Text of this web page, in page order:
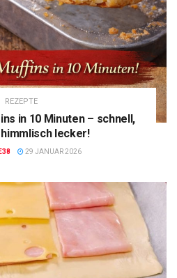
REZEPTE
in 10 Minuten – schnell,
lecker!
29 JANUAR 2026